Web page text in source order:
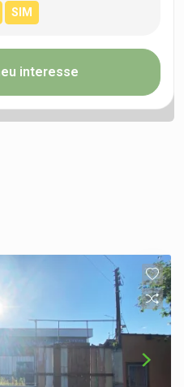
interesse